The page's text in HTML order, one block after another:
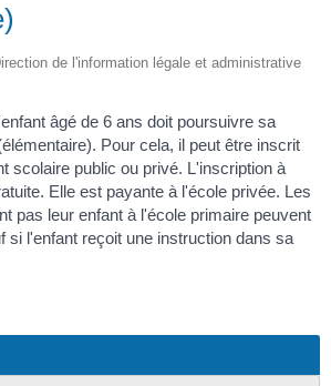
de l'information légale et administrative
âgé de 6 ans doit poursuivre sa
Pour cela, il peut être inscrit
scolaire public ou privé. L'inscription à
Elle est payante à l'école privée. Les
pas leur enfant à l'école primaire peuvent
si l'enfant reçoit une instruction dans sa